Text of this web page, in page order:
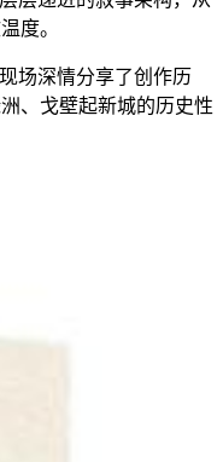
度。
场深情分享了创作历
、戈壁起新城的历史性